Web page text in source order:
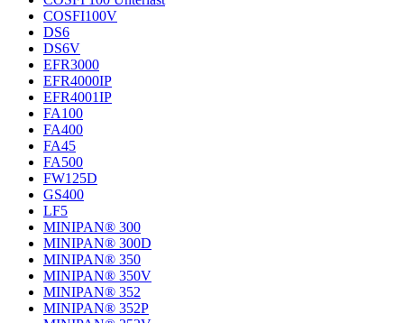
COSFI100V
DS6
DS6V
EFR3000
EFR4000IP
EFR4001IP
FA100
FA400
FA45
FA500
FW125D
GS400
LF5
MINIPAN® 300
MINIPAN® 300D
MINIPAN® 350
MINIPAN® 350V
MINIPAN® 352
MINIPAN® 352P